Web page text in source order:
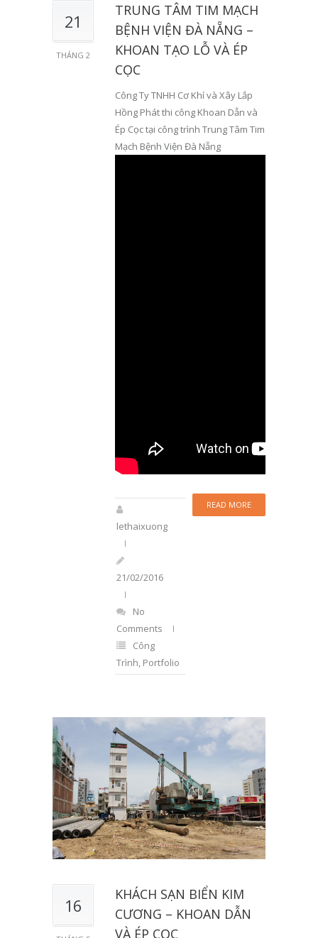
21
THÁNG 2
TRUNG TÂM TIM MẠCH
BỆNH VIỆN ĐÀ NẴNG –
KHOAN TẠO LỖ VÀ ÉP
CỌC
Công Ty TNHH Cơ Khí và Xây Lắp
Hồng Phát thi công Khoan Dẫn và
Ép Cọc tại công trình Trung Tâm Tim
Mạch Bệnh Viện Đà Nẵng
READ MORE
lethaixuong
21/02/2016
No
Comments
Công
Trình, Portfolio
16
KHÁCH SẠN BIỂN KIM
CƯƠNG – KHOAN DẪN
VÀ ÉP CỌC